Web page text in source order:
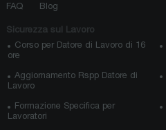
FAQ
Blog
Sicurezza sul Lavoro
Corso per Datore di Lavoro di 16
ore
Aggiornamento Rspp Datore di
Lavoro
Formazione Specifica per
Lavoratori